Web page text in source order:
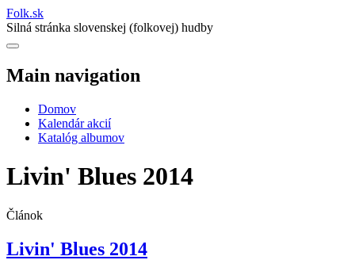
Folk.sk
Silná stránka slovenskej (folkovej) hudby
Main navigation
Domov
Kalendár akcií
Katalóg albumov
Livin' Blues 2014
Článok
Livin' Blues 2014